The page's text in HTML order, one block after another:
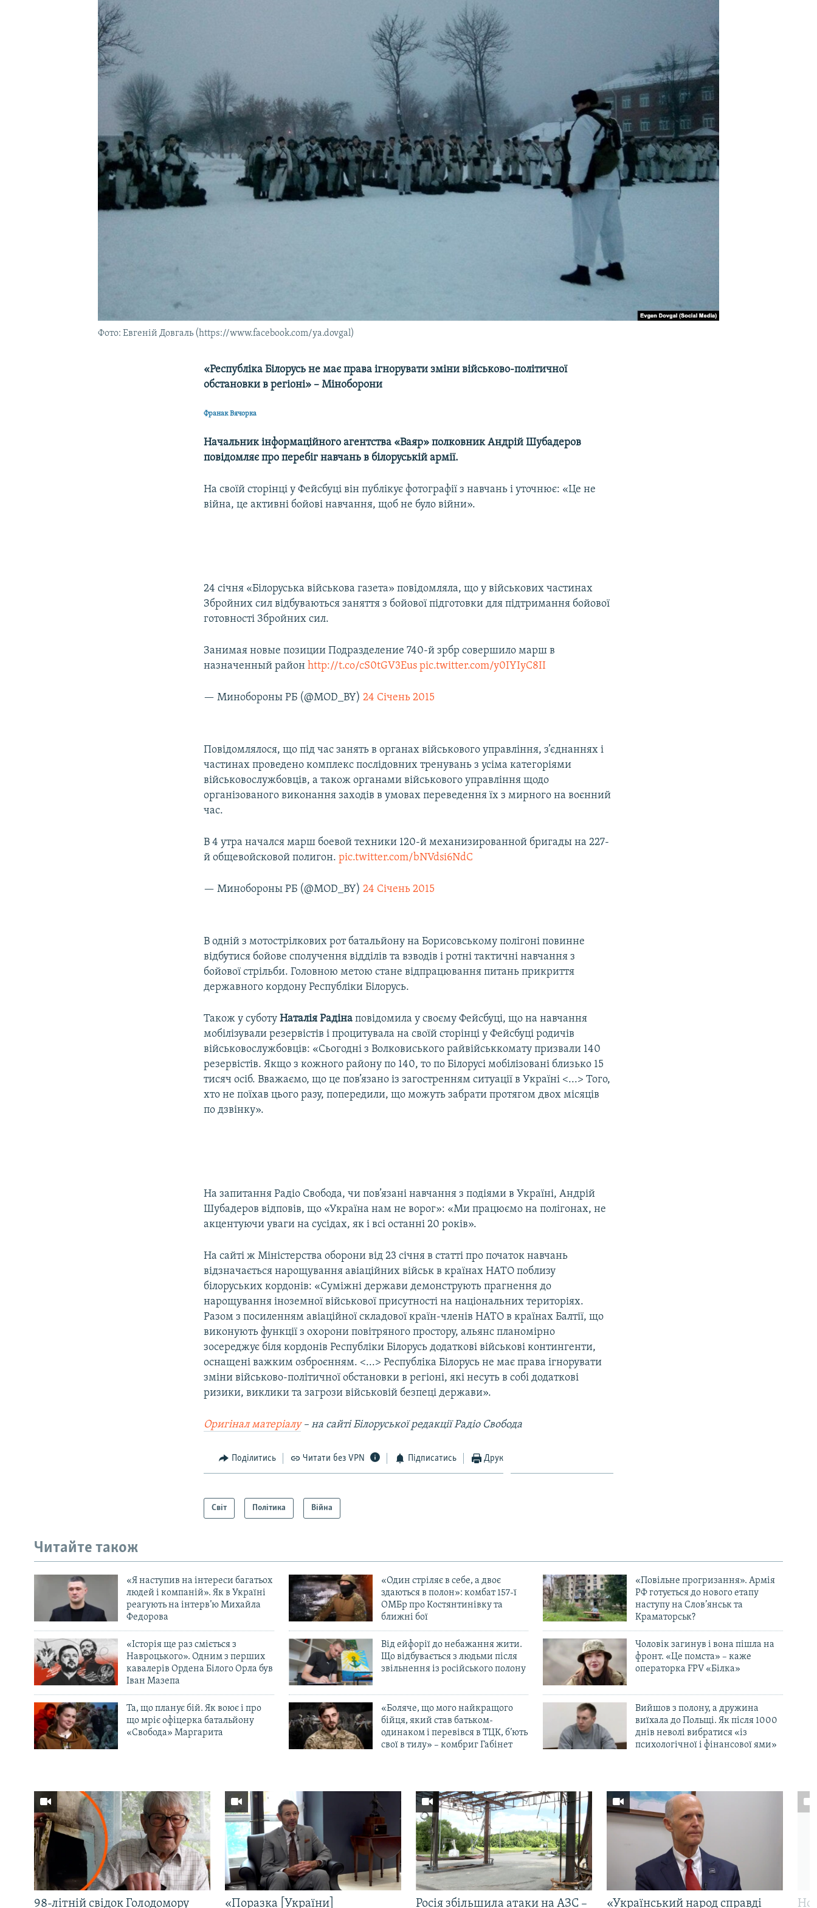
Фото: Евгеній Довгаль (https://www.facebook.com/ya.dovgal)
«Республіка Білорусь не має права ігнорувати зміни військово-політичної
обстановки в регіоні» – Міноборони
Франак Вячорка
Начальник інформаційного агентства «Ваяр» полковник Андрій Шубадеров
повідомляє про перебіг навчань в білоруській армії.
На своїй сторінці у Фейсбуці він публікує фотографії з навчань і уточнює: «Це не
війна, це активні бойові навчання, щоб не було війни».
24 січня «Білоруська військова газета» повідомляла, що у військових частинах
Збройних сил відбуваються заняття з бойової підготовки для підтримання бойової
готовності Збройних сил.
Занимая новые позиции Подразделение 740-й зрбр совершило марш в
назначенный районhttp://t.co/cS0tGV3Eus pic.twitter.com/y0IYIyC8II
— Минобороны РБ (@MOD_BY)24 Січень 2015
Повідомлялося, що під час занять в органах військового управління, з’єднаннях і
частинах проведено комплекс послідовних тренувань з усіма категоріями
військовослужбовців, а також органами військового управління щодо
організованого виконання заходів в умовах переведення їх з мирного на воєнний
час.
В 4 утра начался марш боевой техники 120-й механизированной бригады на 227-
й общевойсковой полигон.pic.twitter.com/bNVdsi6NdC
— Минобороны РБ (@MOD_BY)24 Січень 2015
В одній з мотострілкових рот батальйону на Борисовському полігоні повинне
відбутися бойове сполучення відділів та взводів і ротні тактичні навчання з
бойової стрільби. Головною метою стане відпрацювання питань прикриття
державного кордону Республіки Білорусь.
Також у суботуНаталія Радіна повідомила у своєму Фейсбуці, що на навчання
мобілізували резервістів і процитувала на своїй сторінці у Фейсбуці родичів
військовослужбовців: «Сьогодні з Волковиського райвійськкомату призвали 140
резервістів. Якщо з кожного району по 140, то по Білорусі мобілізовані близько 15
тисяч осіб. Вважаємо, що це пов’язано із загостренням ситуації в Україні <...> Того,
хто не поїхав цього разу, попередили, що можуть забрати протягом двох місяців
по дзвінку».
На запитання Радіо Свобода, чи пов’язані навчання з подіями в Україні, Андрій
Шубадеров відповів, що «Україна нам не ворог»: «Ми працюємо на полігонах, не
акцентуючи уваги на сусідах, як і всі останні 20 років».
На сайті ж Міністерства оборони від 23 січня в статті про початок навчань
відзначається нарощування авіаційних військ в країнах НАТО поблизу
білоруських кордонів: «Суміжні держави демонструють прагнення до
нарощування іноземної військової присутності на національних територіях.
Разом з посиленням авіаційної складової країн-членів НАТО в країнах Балтії, що
виконують функції з охорони повітряного простору, альянс планомірно
зосереджує біля кордонів Республіки Білорусь додаткові військові контингенти,
оснащені важким озброєнням. <...> Республіка Білорусь не має права ігнорувати
зміни військово-політичної обстановки в регіоні, які несуть в собі додаткові
ризики, виклики та загрози військовій безпеці держави».
Оригінал матеріалу– на сайті Білоруської редакції Радіо Свобода
Поділитись Читати без VPN Підписатись Друк
Світ Політика Війна
Читайте також
«Я наступив на інтереси багатьох
людей і компаній». Як в Україні
реагують на інтерв’ю Михайла
Федорова
«Один стріляє в себе, а двоє
здаються в полон»: комбат 157-ї
ОМБр про Костянтинівку та
ближні бої
«Повільне прогризання». Армія
РФ готується до нового етапу
наступу на Слов’янськ та
Краматорськ?
«Історія ще раз сміється з
Навроцького». Одним з перших
кавалерів Ордена Білого Орла був
Іван Мазепа
Від ейфорії до небажання жити.
Що відбувається з людьми після
звільнення із російського полону
Чоловік загинув і вона пішла на
фронт. «Це помста» – каже
операторка FPV «Білка»
Та, що планує бій. Як воює і про
що мріє офіцерка батальйону
«Свобода» Маргарита
«Боляче, що мого найкращого
бійця, який став батьком-
одинаком і перевівся в ТЦК, б’ють
свої в тилу» – комбриг Габінет
Вийшов з полону, а дружина
виїхала до Польщі. Як після 1000
днів неволі вибратися «із
психологічної і фінансової ями»
98-літній свідок Голодомору «Поразка [України] Росія збільшила атаки на АЗС – «Український народ справді